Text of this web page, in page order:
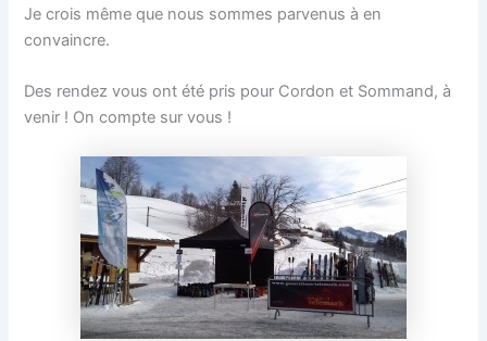
Je crois même que nous sommes parvenus à en
convaincre.
Des rendez vous ont été pris pour Cordon et Sommand, à
venir ! On compte sur vous !